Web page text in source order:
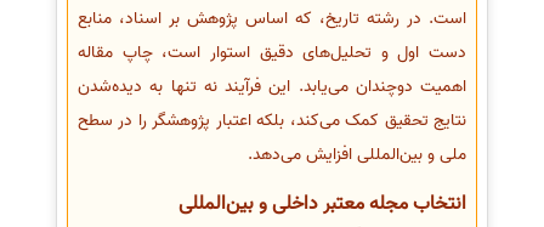
است. در رشته تاریخ، که اساس پژوهش بر اسناد، منابع
دست اول و تحلیل‌های دقیق استوار است، چاپ مقاله
اهمیت دوچندان می‌یابد. این فرآیند نه تنها به دیده‌شدن
نتایج تحقیق کمک می‌کند، بلکه اعتبار پژوهشگر را در سطح
ملی و بین‌المللی افزایش می‌دهد.
انتخاب مجله معتبر داخلی و بین‌المللی